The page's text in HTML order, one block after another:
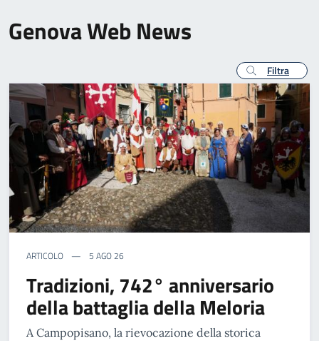
Genova Web News
Filtra
ARTICOLO 5 AGO 26
Tradizioni, 742° anniversario
della battaglia della Meloria
A Campopisano, la rievocazione della storica